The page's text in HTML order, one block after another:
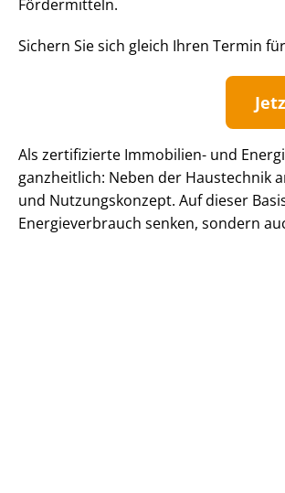
Fördermitteln.
Sichern Sie sich gleich Ihren Termin
Als zertifizierte Immobilien- und
ganzheitlich: Neben der Haustechnik
und Nutzungskonzept. Auf dieser
En­er­gie­ver­brauch senken, sondern